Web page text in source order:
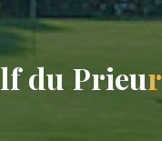
lf du Prieur